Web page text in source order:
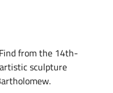
from the 14th-
sculpture